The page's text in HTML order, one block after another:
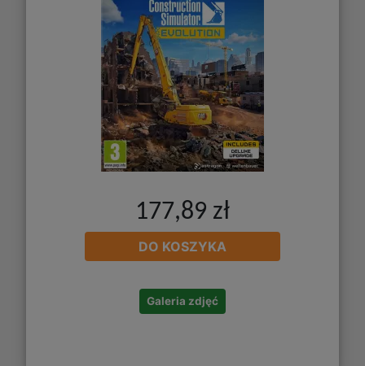
177,89 zł
DO KOSZYKA
Galeria zdjęć